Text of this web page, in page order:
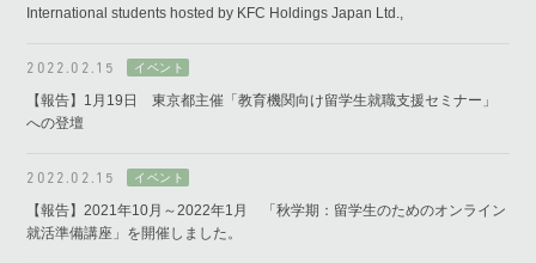
International students hosted by KFC Holdings Japan Ltd.,
2022.02.15
【報告】1月19日 東京都主催「教育機関向け留学生就職支援セミナー」
への登壇
2022.02.15
【報告】2021年10月～2022年1月 「秋学期：留学生のためのオンライン
就活準備講座」を開催しました。